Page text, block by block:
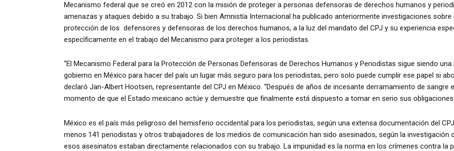
Mecanismo federal que se creó en 2012 con la misión de proteger a personas defensoras de derechos humanos y
amenazas y ataques debido a su trabajo. Si bien Amnistía Internacional ha publicado anteriormente investigaciones
protección de los defensores y defensoras de los derechos humanos, a la luz del mandato del CPJ y su experiencia
específicamente en el trabajo del Mecanismo para proteger a los periodistas.
“El Mecanismo Federal para la Protección de Personas Defensoras de Derechos Humanos y Periodistas sigue siendo
gobierno en México para hacer del país un lugar más seguro para los periodistas, pero solo puede cumplir ese papel si
declaró Jan-Albert Hootsen, representante del CPJ en México. “Después de años de incesante derramamiento de sangre
momento de que el Estado mexicano actúe y demuestre que finalmente está dispuesto a tomar en serio sus
México es el país más peligroso del hemisferio occidental para los periodistas, según una extensa documentación del
menos 141 periodistas y otros trabajadores de los medios de comunicación han sido asesinados, según la investigación
esos asesinatos estaban directamente relacionados con su trabajo. La impunidad es la norma en los crímenes contra la